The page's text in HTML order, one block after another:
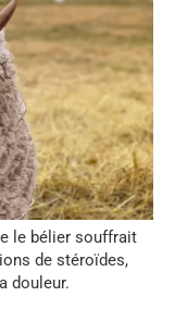
le bélier souffrait
de stéroïdes,
douleur.